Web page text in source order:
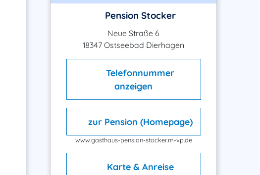
Pension Stocker
Neue Straße 6
18347 Ostseebad Dierhagen
Telefonnummer
anzeigen
zur Pension (Homepage)
www.gasthaus-pension-stocker.m-vp.de
Karte & Anreise